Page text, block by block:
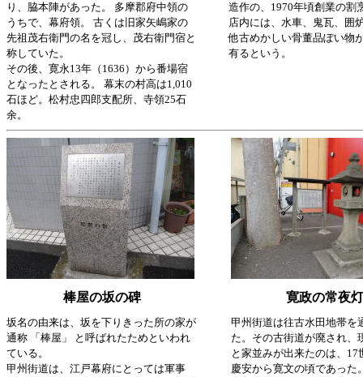
り、脇本陣があった。 多摩郡府中領の
うちで、幕府領。 古くは旧家矢嶋家の
先祖茂右衛門の名を冠し、茂右衛門宿と
称していた。
その後、寛永13年（1636）から番場宿
となったとされる。 幕末の村高は1,010
石ほど。松村忠四郎支配所、寺領25石
余。
造作の、1970年頃創業の割
店内には、水車、鬼瓦、囲
他古めかしい骨董品ぽい物
有るという。
棒屋の坂の碑 寛政の常夜灯
坂名の由来は、坂を下りきった所の家が
通称 「棒屋」 と呼ばれたためといわれ
ている。
甲州街道は、江戸幕府にとっては軍事
甲州街道は往古水田地帯を
た。その古街道が廃され、
と家並みが出来たのは、17
慶安から寛文の頃であった